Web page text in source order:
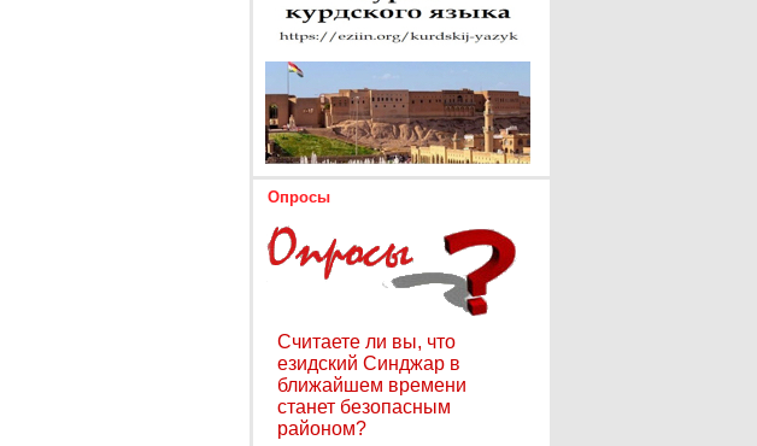
Опросы
Считаете ли вы, что
езидский Синджар в
ближайшем времени
станет безопасным
районом?